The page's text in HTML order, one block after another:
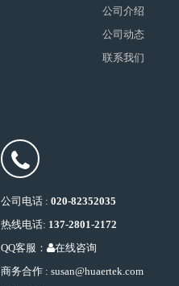
公司介绍
公司动态
联系我们
公司电话 : 020-82352035
热线电话: 137-2801-2172
QQ客服：
在线咨询
商务合作 : susan@huaertek.com